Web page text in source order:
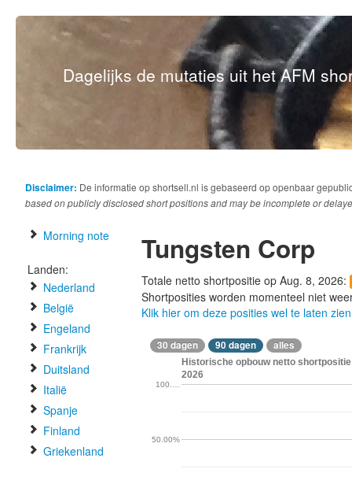
Dagelijks de mutaties uit het AFM
Disclaimer: De informatie op shortsell.nl is gebaseerd op openbaar
based on publicly disclosed short positions and may be incomplete or
Morning note
Landen:
Nederland
België
Engeland
Frankrijk
Duitsland
Italië
Spanje
Finland
Griekenland
Tungsten Corp
Totale netto shortpositie op Aug. 8, 2026:
Shortposities worden momenteel niet
Klik hier om deze posities wel te laten zien
30 dagen 90 dagen alles
Historische opbouw netto
2026
50.00%
100.…